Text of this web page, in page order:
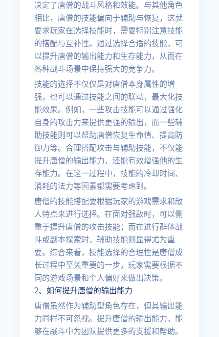
决定了唐僧的战斗风格和效能。与其他角色
相比，唐僧的技能偏向于辅助与恢复，这就
要求玩家在选择技能时，需要特别注意技能
的搭配与互补性。通过选择合适的技能，可
以提升唐僧的输出能力和生存能力，从而在
各种战斗场景中保持强大的竞争力。
技能的选择不仅仅是对唐僧本身属性的增
强，也可以通过技能之间的联动，最大化技
能效果。例如，一些攻击技能可以通过强化
自身的攻击力来提供更强的输出，而一些辅
助技能则可以帮助唐僧恢复生命值、提高防
御力等。合理搭配攻击与辅助技能，不仅能
提升唐僧的输出能力，还能有效增强他的生
存能力。在这一过程中，技能的冷却时间、
消耗的法力等因素都需要考虑到。
唐僧的技能搭配要根据玩家的游戏需求和敌
人特点来进行选择。在面对强敌时，可以侧
重于提升唐僧的攻击技能；而在进行群体战
斗或副本探索时，辅助技能则显得尤为重
要。综合来看，技能选择的合理性是唐僧成
长过程中至关重要的一步，玩家需要根据不
同的游戏场景和个人偏好来做出决策。
2、如何提升唐僧的输出能力
唐僧虽然作为辅助型角色存在，但其输出能
力同样不可忽视。提升唐僧的输出能力，能
够在战斗中为团队提供更多的支援和帮助。